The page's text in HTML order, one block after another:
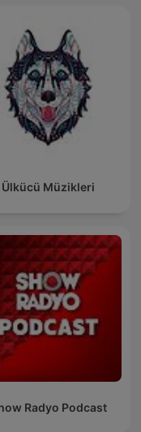
Ülkücü Müzikleri
Radyo Podcast